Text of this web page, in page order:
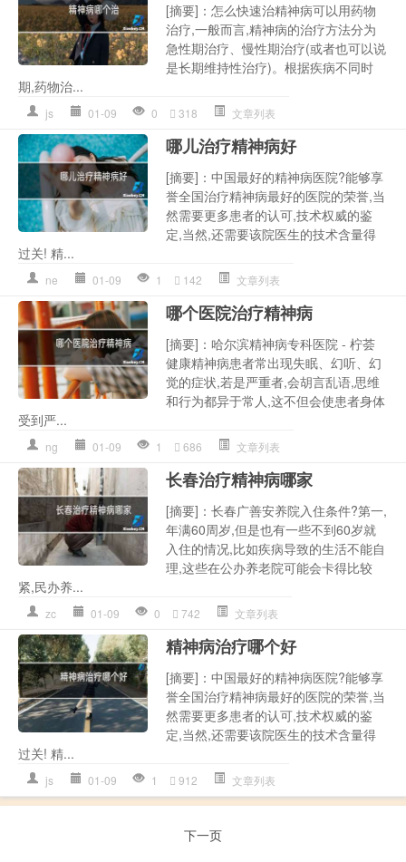
[摘要]：怎么快速治精神病可以用药物
治疗,一般而言,精神病的治疗方法分为
急性期治疗、慢性期治疗(或者也可以说
是长期维持性治疗)。根据疾病不同时
期,药物治...
js 01-09 0 318 文章列表
哪儿治疗精神病好
[摘要]：中国最好的精神病医院?能够享
誉全国治疗精神病最好的医院的荣誉,当
然需要更多患者的认可,技术权威的鉴
定,当然,还需要该院医生的技术含量得
过关! 精...
ne 01-09 1 142 文章列表
哪个医院治疗精神病
[摘要]：哈尔滨精神病专科医院 - 柠荟
健康精神病患者常出现失眠、幻听、幻
觉的症状,若是严重者,会胡言乱语,思维
和行为都异于常人,这不但会使患者身体
受到严...
ng 01-09 1 686 文章列表
长春治疗精神病哪家
[摘要]：长春广善安养院入住条件?第一,
年满60周岁,但是也有一些不到60岁就
入住的情况,比如疾病导致的生活不能自
理,这些在公办养老院可能会卡得比较
紧,民办养...
zc 01-09 0 742 文章列表
精神病治疗哪个好
[摘要]：中国最好的精神病医院?能够享
誉全国治疗精神病最好的医院的荣誉,当
然需要更多患者的认可,技术权威的鉴
定,当然,还需要该院医生的技术含量得
过关! 精...
js 01-09 1 912 文章列表
下一页